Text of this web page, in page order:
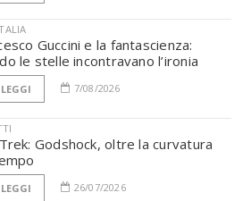
Guccini e la fantascienza:
le stelle incontravano l’ironia
LEGGI 7/08/2026
Godshock, oltre la curvatura
LEGGI 26/07/2026